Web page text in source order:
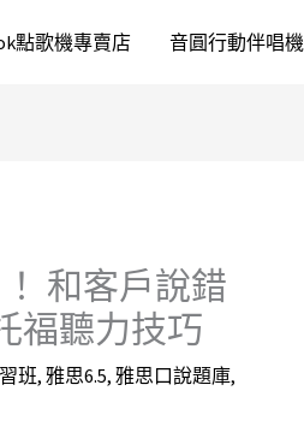
點歌機專賣店 音圓行動伴唱機
和客戶說錯
福聽力技巧
班, 雅思6.5, 雅思口說題庫,